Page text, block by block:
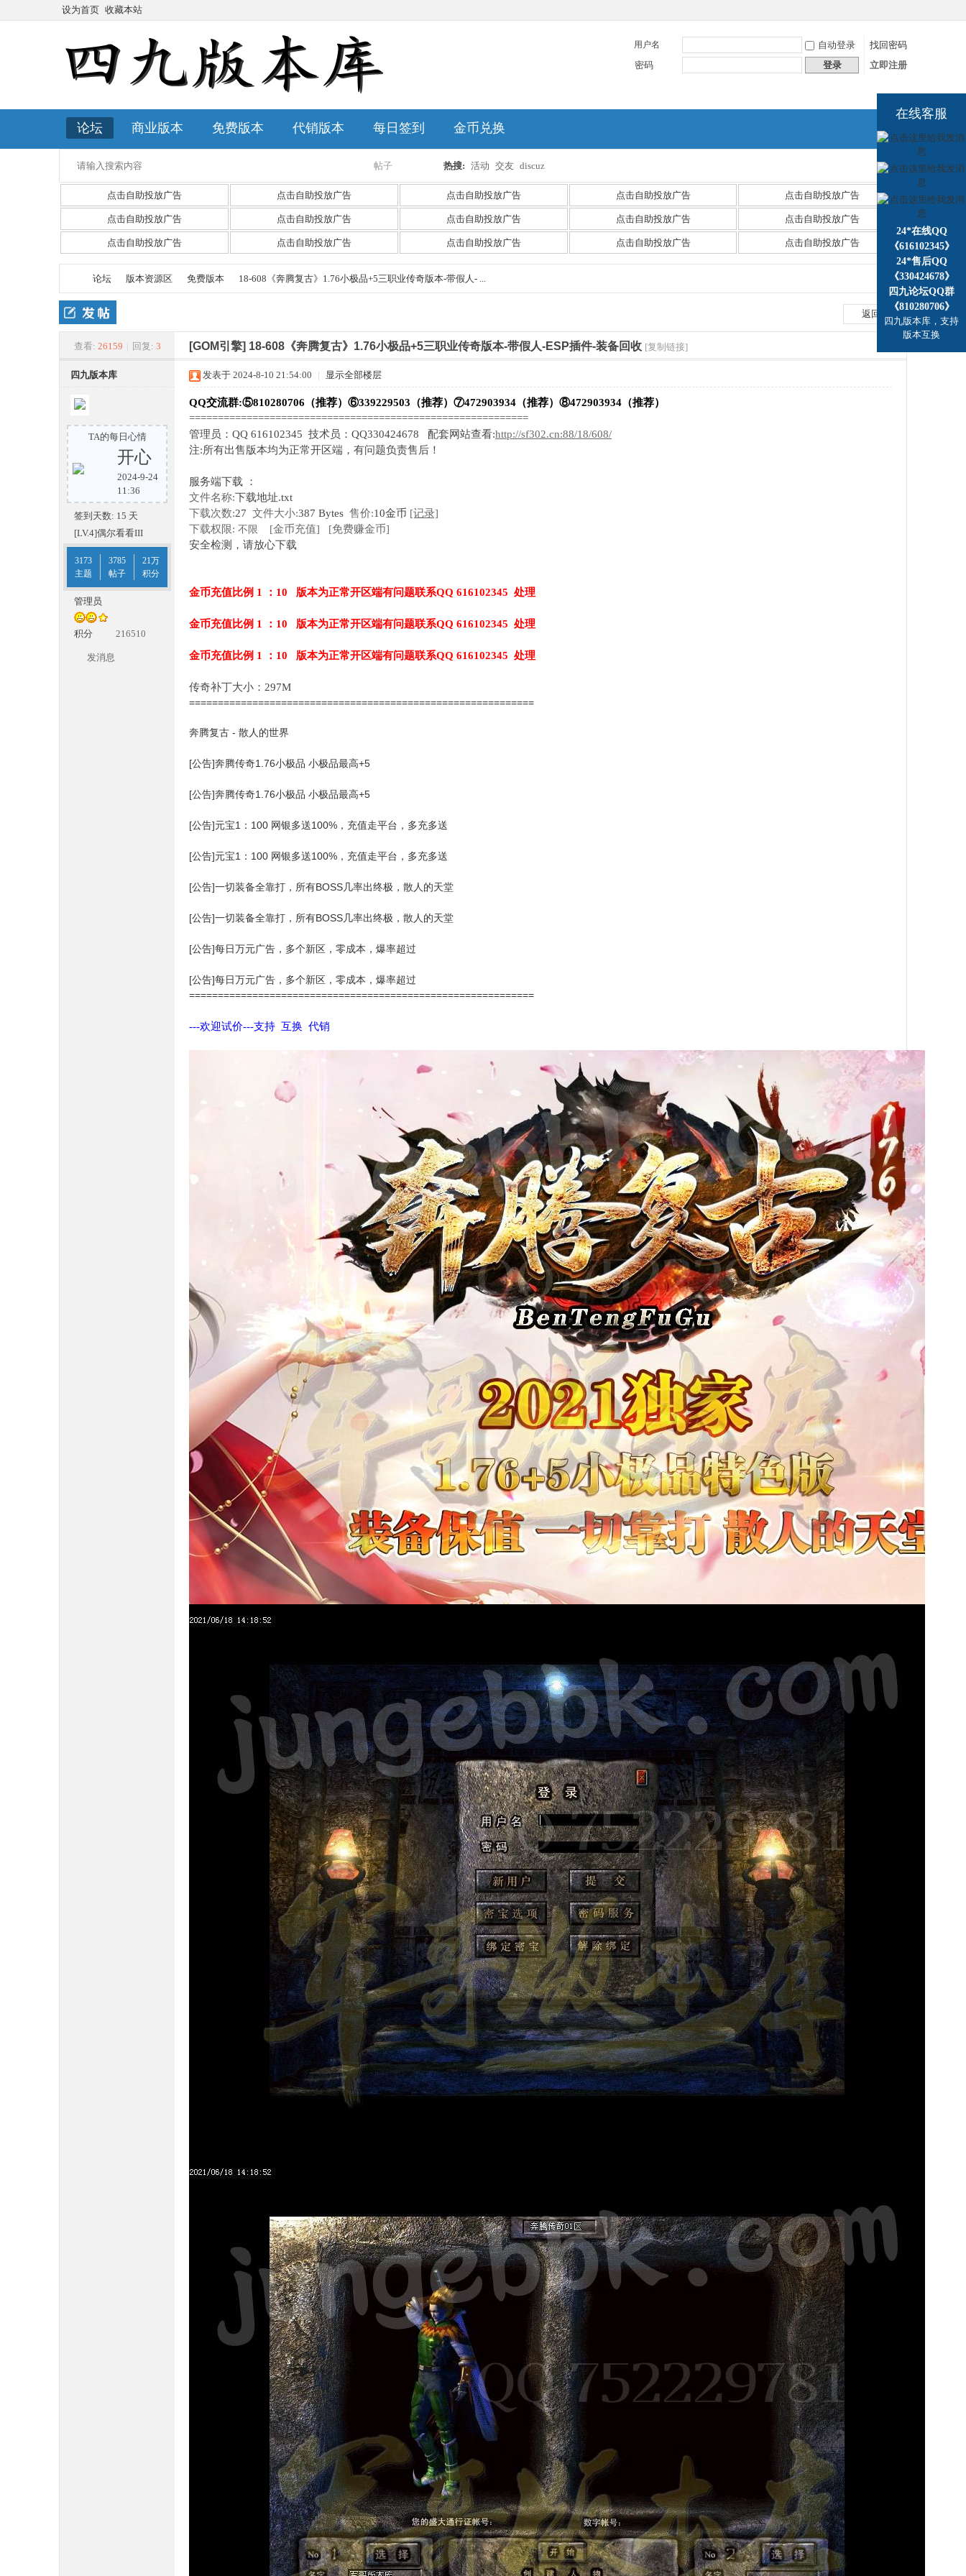
设为首页 收藏本站
用户名 自动登录
找回密码
密码
登录 立即注册
捷导
航
论坛 商业版本 免费版本 代销版本 每日签到 金币兑换
帖子
搜
热搜: 活动 交友 discuz
点击自助投放广告 点击自助投放广告 点击自助投放广告 点击自助投放广告 点击自助投放广告
点击自助投放广告 点击自助投放广告 点击自助投放广告 点击自助投放广告 点击自助投放广告
点击自助投放广告 点击自助投放广告 点击自助投放广告 点击自助投放广告 点击自助投放广告
九
»
论坛 版本资源区 免费版本
›
18-608《奔腾复古》1.76小极品+5三职业传奇版本-带假人- ...
返回列表
查看: 26159 | 回复: 3 [GOM引擎] 18-608《奔腾复古》1.76小极品+5三职业传奇版本-带假人-ESP插件-装备回收 [复制链接]
四九版本库
TA的每日心情
开心
2024-9-24
11:36
签到天数: 15 天
[LV.4]偶尔看看III
3173
主题
3785
帖子
21万
积分
管理员
积分 216510
发消息
发表于 2024-8-10 21:54:00 | 显示全部楼层
QQ交流群:⑤810280706（推荐）⑥339229503（推荐）⑦472903934（推荐）⑧472903934（推荐）
===========================================================
管理员：QQ 616102345 技术员：QQ330424678 配套网站查看:http://sf302.cn:88/18/608/
注:所有出售版本均为正常开区端，有问题负责售后！
服务端下载 ：
文件名称:下载地址.txt
下载次数:27 文件大小:387 Bytes 售价:10金币 [记录]
下载权限: 不限 [金币充值]
[免费赚金币]
安全检测，请放心下载
金币充值比例 1 ：10 版本为正常开区端有问题联系QQ 616102345 处理
金币充值比例 1 ：10 版本为正常开区端有问题联系QQ 616102345 处理
金币充值比例 1 ：10 版本为正常开区端有问题联系QQ 616102345 处理
传奇补丁大小：297M
============================================================
奔腾复古 - 散人的世界
[公告]奔腾传奇1.76小极品 小极品最高+5
[公告]奔腾传奇1.76小极品 小极品最高+5
[公告]元宝1：100 网银多送100%，充值走平台，多充多送
[公告]元宝1：100 网银多送100%，充值走平台，多充多送
[公告]一切装备全靠打，所有BOSS几率出终极，散人的天堂
[公告]一切装备全靠打，所有BOSS几率出终极，散人的天堂
[公告]每日万元广告，多个新区，零成本，爆率超过
[公告]每日万元广告，多个新区，零成本，爆率超过
============================================================
---欢迎试价---支持 互换 代销
在线客服
24*在线QQ
《616102345》
24*售后QQ
《330424678》
四九论坛QQ群
《810280706》
四九版本库，支持
版本互换